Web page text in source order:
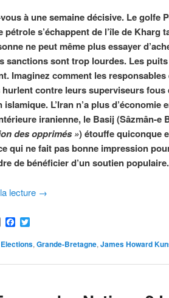
à une semaine décisive. Le golfe
pétrole s’échappent de l’île de Kharg
ne peut même plus essayer
sanctions sont trop lourdes. Les
Imaginez comment les
contre leurs superviseurs fous
L’Iran n’a plus
iranienne, le Basij (Sâzmân-e
des opprimés ») étouffe quiconque
qui ne fait pas bonne impression
de bénéficier d’un soutien populaire.
lecture →
EmailFacebook
Elections, Grande-Bretagne, James Howard